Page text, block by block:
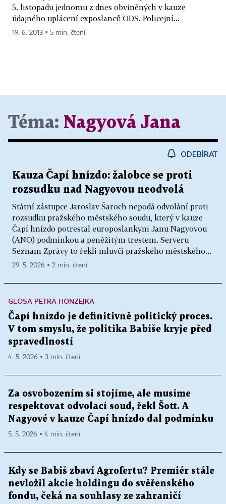
5. listopadu jednomu z dnes obviněných v kauze
údajného uplácení exposlanců ODS. Policejní...
19. 6. 2013 ▪ 5 min. čtení
Téma: Nagyová Jana
ODEBÍRAT
Kauza Čapí hnízdo: žalobce se proti
rozsudku nad Nagyovou neodvolá
Státní zástupce Jaroslav Šaroch nepodá odvolání proti
rozsudku pražského městského soudu, který v kauze
Čapí hnízdo potrestal europoslankyni Janu Nagyovou
(ANO) podmínkou a peněžitým trestem. Serveru
Seznam Zprávy to řekli mluvčí pražského městského...
29. 5. 2026 ▪ 2 min. čtení
GLOSA PETRA HONZEJKA
Čapí hnízdo je definitivně politický proces.
V tom smyslu, že politika Babiše kryje před
spravedlností
4. 5. 2026 ▪ 3 min. čtení
Za osvobozením si stojíme, ale musíme
respektovat odvolací soud, řekl Šott. A
Nagyové v kauze Čapí hnízdo dal podmínku
5. 5. 2026 ▪ 4 min. čtení
Kdy se Babiš zbaví Agrofertu? Premiér stále
nevložil akcie holdingu do svěřenského
fondu, čeká na souhlasy ze zahraničí